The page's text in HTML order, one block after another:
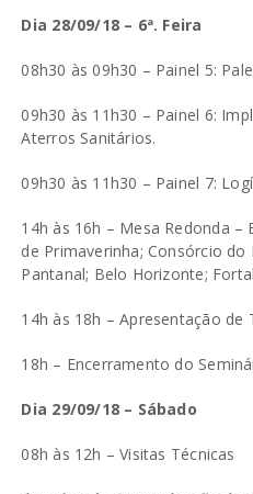
Dia 28/09/18 – 6ª. Feira
08h30 às 09h30 – Painel 5:
09h30 às 11h30 – Painel 6:
Aterros Sanitários.
09h30 às 11h30 – Painel 7:
14h às 16h – Mesa Redonda –
de Primaverinha; Consórcio
Pantanal; Belo Horizonte;
14h às 18h – Apresentação de
18h – Encerramento do
Dia 29/09/18 – Sábado
08h às 12h – Visitas Técnicas